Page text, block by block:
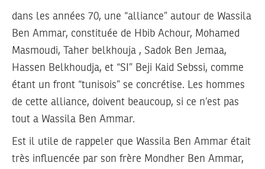
dans les années 70, une “alliance” autour de Wassila
Ben Ammar, constituée de Hbib Achour, Mohamed
Masmoudi, Taher belkhouja , Sadok Ben Jemaa,
Hassen Belkhoudja, et “SI” Beji Kaid Sebssi, comme
étant un front “tunisois” se concrétise. Les hommes
de cette alliance, doivent beaucoup, si ce n’est pas
tout a Wassila Ben Ammar.
Est il utile de rappeler que Wassila Ben Ammar était
très influencée par son frère Mondher Ben Ammar,